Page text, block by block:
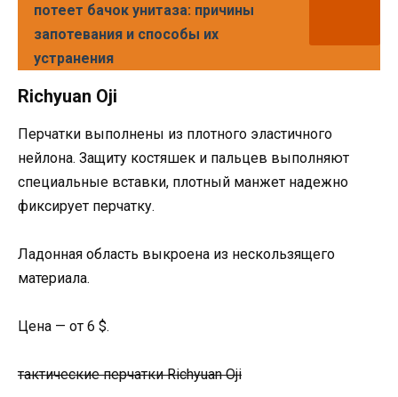
потеет бачок унитаза: причины
запотевания и способы их
устранения
Richyuan Oji
Перчатки выполнены из плотного эластичного
нейлона. Защиту костяшек и пальцев выполняют
специальные вставки, плотный манжет надежно
фиксирует перчатку.
Ладонная область выкроена из нескользящего
материала.
Цена — от 6 $.
тактические перчатки Richyuan Oji